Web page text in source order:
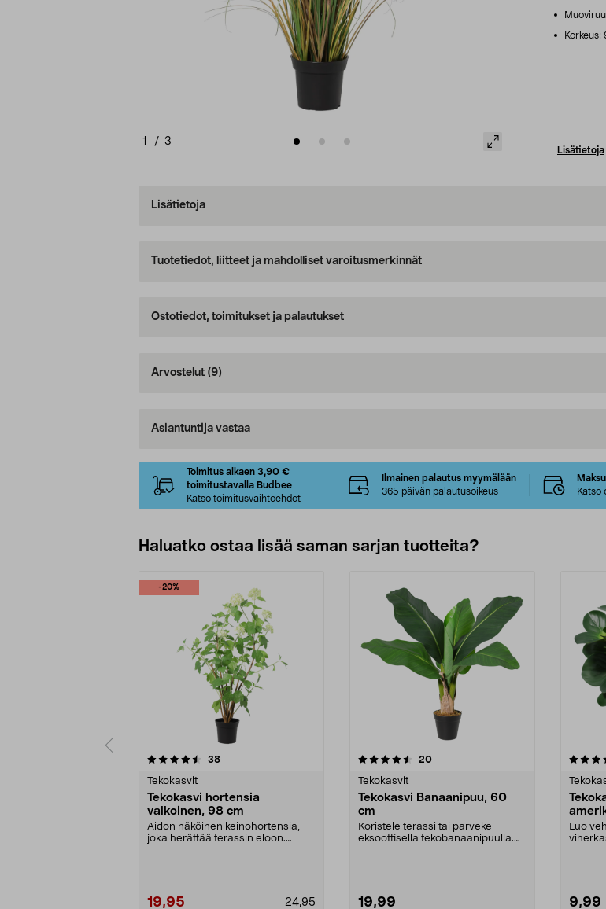
1 / 3
Korkeus:
Lisätietoja
Lisätietoja
Tuotetiedot, liitteet ja mahdolliset varoitusmerkinnät
Ostotiedot, toimitukset ja palautukset
Arvostelut (9)
Asiantuntija vastaa
Toimitus alkaen 3,90 €
toimitustavalla Budbee
Katso toimitusvaihtoehdot
Ilmainen palautus myymälään
365 päivän palautusoikeus
Katso
Haluatko ostaa lisää saman sarjan tuotteita?
-20%
38arvostelut
Tekokasvit
Tekokasvi hortensia
valkoinen, 98 cm
Aidon näköinen keinohortensia,
joka herättää terassin eloon.
24,95
19,95
4.5viidestä
20arvostelut
Tekokasvit
Tekokasvi Banaanipuu, 60
cm
Koristele terassi tai parveke
eksoottisella tekobanaanipuulla.
19,99
4.5viidestä
Luo
9,99